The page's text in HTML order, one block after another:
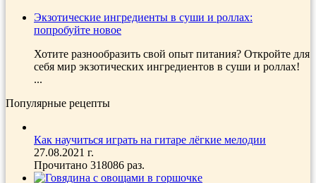
Экзотические ингредиенты в суши и роллах:
попробуйте новое
Хотите разнообразить свой опыт питания? Откройте для
себя мир экзотических ингредиентов в суши и роллах!
...
Популярные рецепты
Как научиться играть на гитаре лёгкие мелодии
27.08.2021 г.
Прочитано 318086 раз.